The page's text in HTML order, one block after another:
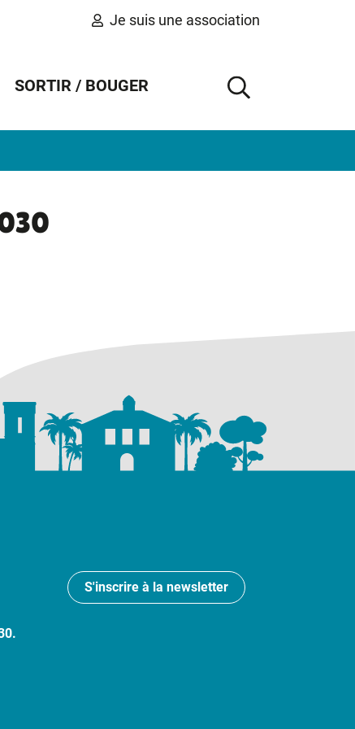
Je suis une association
SORTIR / BOUGER
AFFICHER
S'inscrire à la newsletter